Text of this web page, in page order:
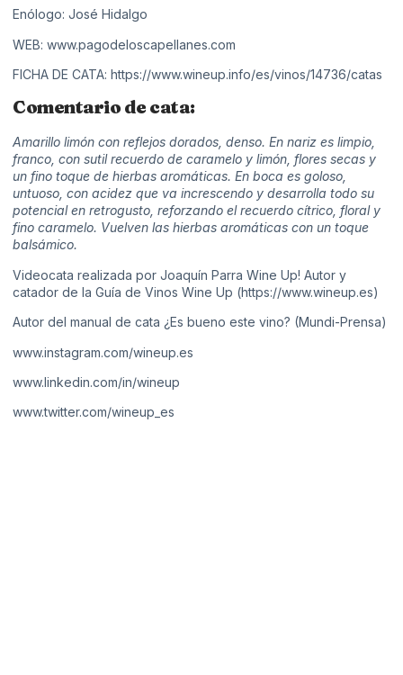
Enólogo: José Hidalgo
WEB: www.pagodeloscapellanes.com
FICHA DE CATA: https://www.wineup.info/es/vinos/14736/catas
Comentario de cata:
Amarillo limón con reflejos dorados, denso. En nariz es limpio,
franco, con sutil recuerdo de caramelo y limón, flores secas y
un fino toque de hierbas aromáticas. En boca es goloso,
untuoso, con acidez que va increscendo y desarrolla todo su
potencial en retrogusto, reforzando el recuerdo cítrico, floral y
fino caramelo. Vuelven las hierbas aromáticas con un toque
balsámico.
Videocata realizada por Joaquín Parra Wine Up! Autor y
catador de la Guía de Vinos Wine Up (https://www.wineup.es​​)
Autor del manual de cata ¿Es bueno este vino? (Mundi-Prensa)
www.instagram.com/wineup.es
www.linkedin.com/in/wineup
www.twitter.com/wineup_es